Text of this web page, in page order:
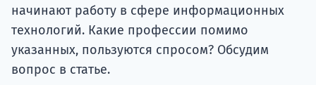
начинают работу в сфере информационных
технологий. Какие профессии помимо
указанных, пользуются спросом? Обсудим
вопрос в статье.